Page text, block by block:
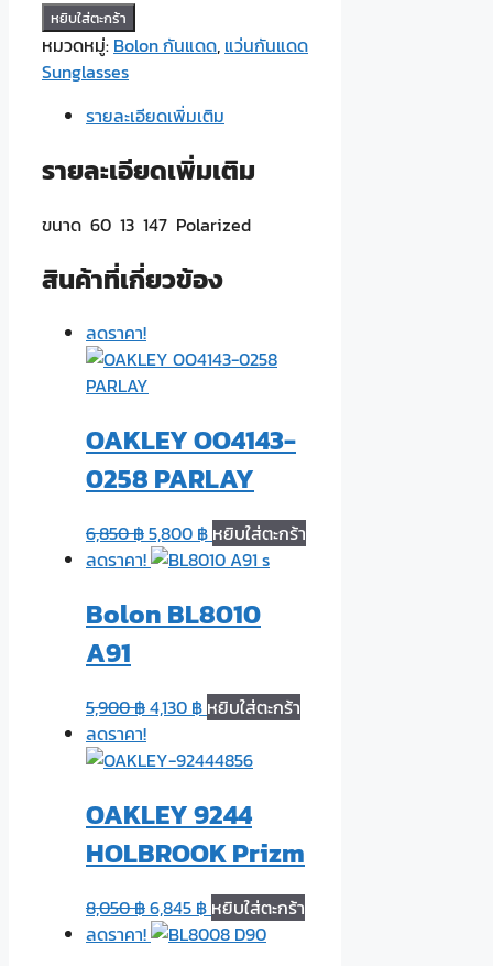
จำนวน
Bolon
BL8008
หยิบใส่ตะกร้า
หมวดหมู่: Bolon กันแดด, แว่นกันแดด
Sunglasses
รายละเอียดเพิ่มเติม
รายละเอียดเพิ่มเติม
ขนาด 60 13 147 Polarized
สินค้าที่เกี่ยวข้อง
ลดราคา!
OAKLEY OO4143-
0258 PARLAY
6,850฿5,800 ฿ หยิบใส่ตะกร้า
ลดราคา!
Bolon BL8010
A91
5,900฿4,130 ฿ หยิบใส่ตะกร้า
ลดราคา!
OAKLEY 9244
HOLBROOK Prizm
8,050฿6,845 ฿ หยิบใส่ตะกร้า
ลดราคา!